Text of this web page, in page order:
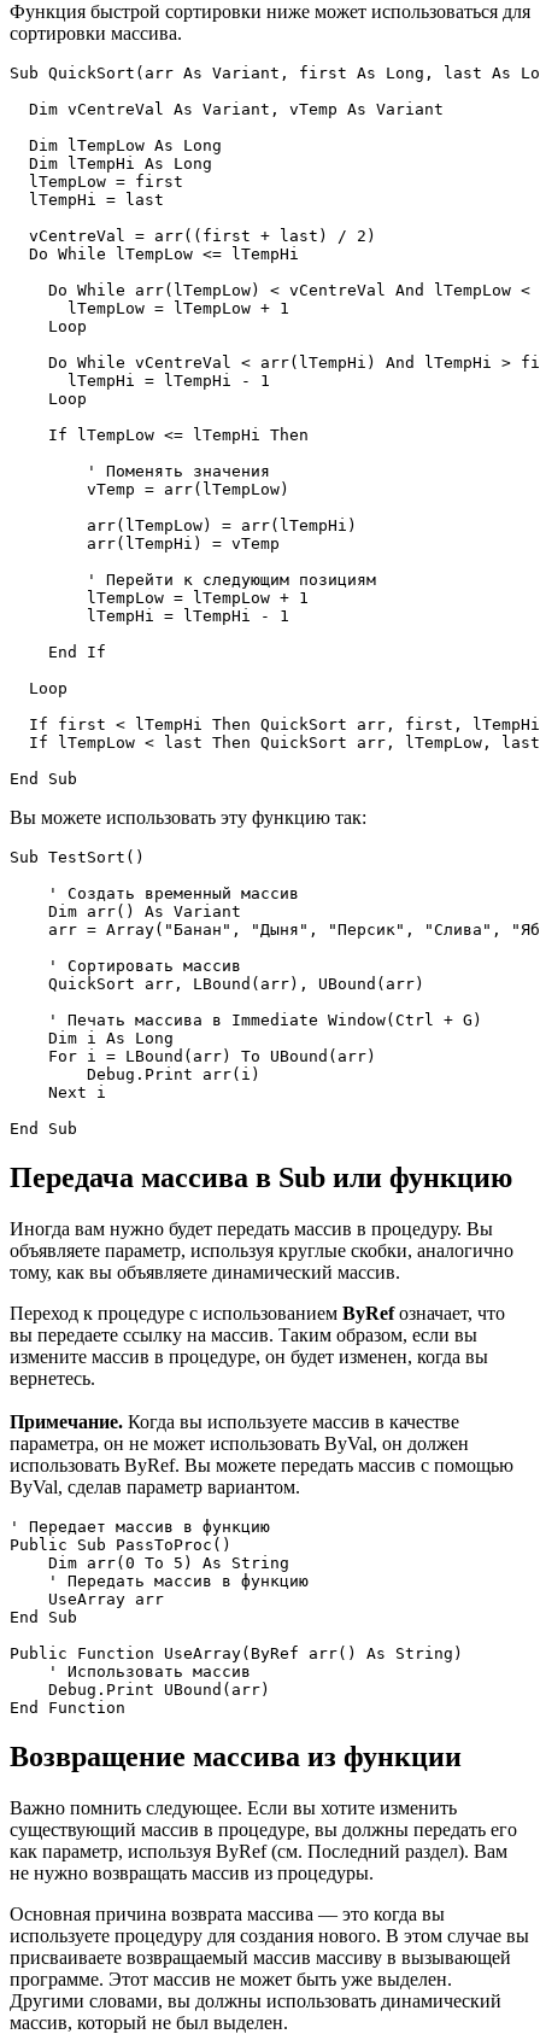
Функция быстрой сортировки ниже может использоваться для
сортировки массива.
Sub QuickSort(arr As Variant, first As Long, last As
  Dim vCentreVal As Variant, vTemp As Variant
  Dim lTempLow As Long
  Dim lTempHi As Long
  lTempLow = first
  lTempHi = last
  vCentreVal = arr((first + last) / 2)
  Do While lTempLow <= lTempHi
Do While arr(lTempLow) < vCentreVal And lTempLow <
      lTempLow = lTempLow + 1
    Loop
Do While vCentreVal < arr(lTempHi) And lTempHi >
      lTempHi = lTempHi - 1
    Loop
    If lTempLow <= lTempHi Then
        ' Поменять значения
        vTemp = arr(lTempLow)
        arr(lTempLow) = arr(lTempHi)
        arr(lTempHi) = vTemp
        ' Перейти к следующим позициям
        lTempLow = lTempLow + 1
        lTempHi = lTempHi - 1
    End If
  Loop
  If first < lTempHi Then QuickSort arr, first, lTempHi
  If lTempLow < last Then QuickSort arr, lTempLow, last
Вы можете использовать эту функцию так:
Sub TestSort()
    ' Создать временный массив
    Dim arr() As Variant
arr = Array("Банан", "Дыня", "Персик", "Слива",
    ' Сортировать массив
    QuickSort arr, LBound(arr), UBound(arr)
    ' Печать массива в Immediate Window(Ctrl + G)
    Dim i As Long
    For i = LBound(arr) To UBound(arr)
        Debug.Print arr(i)
    Next i
Передача массива в Sub или функцию
Иногда вам нужно будет передать массив в процедуру. Вы
объявляете параметр, используя круглые скобки, аналогично
тому, как вы объявляете динамический массив.
Переход к процедуре с использованием ByRefозначает, что
вы передаете ссылку на массив. Таким образом, если вы
измените массив в процедуре, он будет изменен, когда вы
вернетесь.
Примечание. Когда вы используете массив в качестве
параметра, он не может использовать ByVal, он должен
использовать ByRef. Вы можете передать массив с помощью
ByVal, сделав параметр вариантом.
' Передает массив в функцию
Public Sub PassToProc()
    Dim arr(0 To 5) As String
    ' Передать массив в функцию
    UseArray arr
End Sub
Public Function UseArray(ByRef arr() As String)
    ' Использовать массив
    Debug.Print UBound(arr)
Возвращение массива из функции
Важно помнить следующее. Если вы хотите изменить
существующий массив в процедуре, вы должны передать его
как параметр, используя ByRef (см. Последний раздел). Вам
не нужно возвращать массив из процедуры.
Основная причина возврата массива — это когда вы
используете процедуру для создания нового. В этом случае вы
присваиваете возвращаемый массив массиву в вызывающей
программе. Этот массив не может быть уже выделен.
Другими словами, вы должны использовать динамический
массив, который не был выделен.